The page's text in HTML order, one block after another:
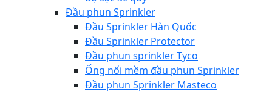
Đầu phun Sprinkler
Đầu Sprinkler Hàn Quốc
Đầu Sprinkler Protector
Đầu phun sprinkler Tyco
Ống nối mềm đầu phun Sprinkler
Đầu phun Sprinkler Masteco